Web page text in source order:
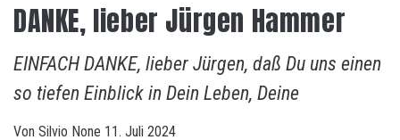
DANKE, lieber Jürgen Hammer
EINFACH DANKE, lieber Jürgen, daß Du uns einen
so tiefen Einblick in Dein Leben, Deine
Von Silvio None 11. Juli 2024